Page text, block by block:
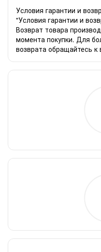
Условия гарантии и
"Условия гарантии и
Возврат товара
момента покупки. Для
возврата обращайтесь